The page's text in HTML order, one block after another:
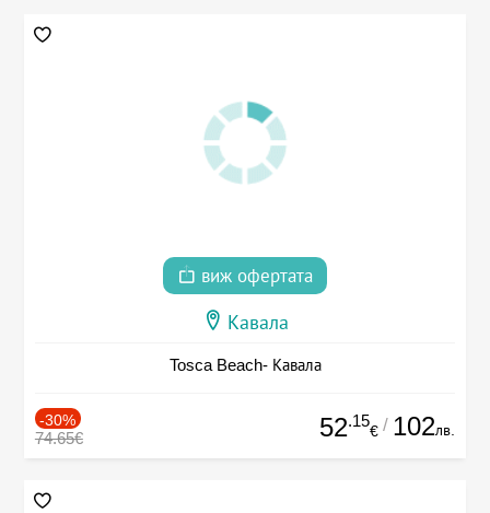
виж офертата
Кавала
Tosca Beach- Кавала
-30%
74.65€ 52.15
€ / 102лв.